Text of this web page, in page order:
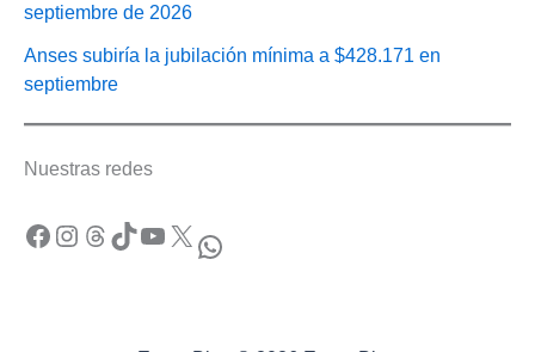
septiembre de 2026
Anses subiría la jubilación mínima a $428.171 en
septiembre
Nuestras redes
Facebook Instagram Threads TikTok YouTube X WhatsApp